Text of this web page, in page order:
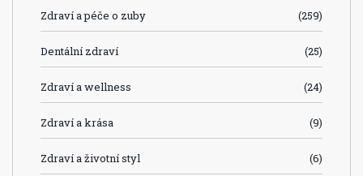
Zdraví a péče o zuby (259)
Dentální zdraví (25)
Zdraví a wellness (24)
Zdraví a krása (9)
Zdraví a životní styl (6)